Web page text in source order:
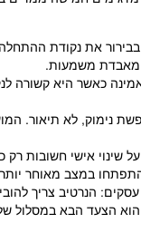
בבירור את נקודת
מאבדת משמעות.
כאשר היא קשורה
נימוק, לא תיאור.
שינוי אישי חשובות רק
במצב מאוחר
הנרטיב צריך
הצעד הבא במסלול